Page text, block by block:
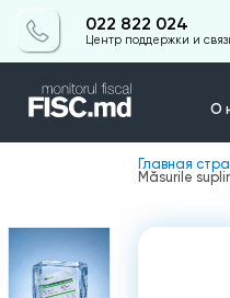
022 822 024
Центр поддержки и
О
Главная
Măsurile